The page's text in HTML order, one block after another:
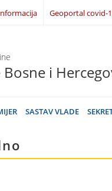
Geoportal covid-
Bosne i
SASTAV VLADE